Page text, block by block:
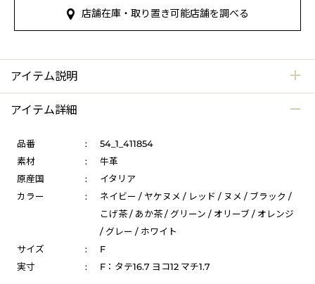
店舗在庫・取り置き可能店舗を調べる
アイテム説明
アイテム詳細
品番 :
54_1_411854
素材
:
牛革
原産国
:
イタリア
カラー
:
ネイビー / ヤケヌメ / レッド / ヌメ / ブラック /
こげ茶 / あか茶 / グリーン / オリーブ / オレンジ
/ グレー / ホワイト
サイズ
:
F
実寸
: F：タテ16.7 ヨコ12 マチ1.7